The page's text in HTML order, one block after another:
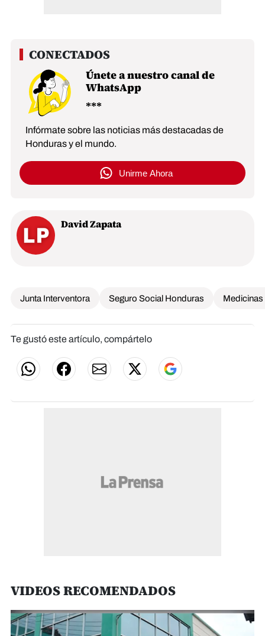
Únete a nuestro canal de
WhatsApp
Infórmate sobre las noticias más destacadas de
Honduras y el mundo.
Unirme Ahora
David Zapata
Junta Interventora Seguro Social Honduras Medicinas
Te gustó este artículo, compártelo
VIDEOS RECOMENDADOS